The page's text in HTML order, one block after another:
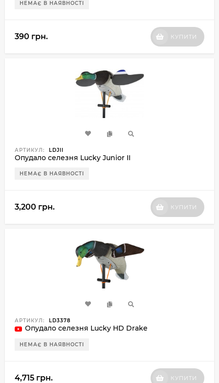
НЕМАЄ В НАЯВНОСТІ
390 грн. КУПИТИ
АРТИКУЛ: LDJII
Опудало селезня Lucky Junior II
НЕМАЄ В НАЯВНОСТІ
3,200 грн. КУПИТИ
АРТИКУЛ: LD3378
Опудало селезня Lucky HD Drake
НЕМАЄ В НАЯВНОСТІ
4,715 грн. КУПИТИ